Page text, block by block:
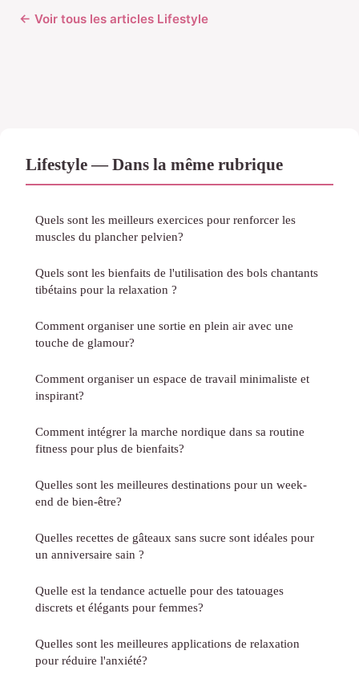
← Voir tous les articles Lifestyle
Lifestyle — Dans la même rubrique
Quels sont les meilleurs exercices pour renforcer les
muscles du plancher pelvien?
Quels sont les bienfaits de l'utilisation des bols chantants
tibétains pour la relaxation ?
Comment organiser une sortie en plein air avec une
touche de glamour?
Comment organiser un espace de travail minimaliste et
inspirant?
Comment intégrer la marche nordique dans sa routine
fitness pour plus de bienfaits?
Quelles sont les meilleures destinations pour un week-
end de bien-être?
Quelles recettes de gâteaux sans sucre sont idéales pour
un anniversaire sain ?
Quelle est la tendance actuelle pour des tatouages
discrets et élégants pour femmes?
Quelles sont les meilleures applications de relaxation
pour réduire l'anxiété?